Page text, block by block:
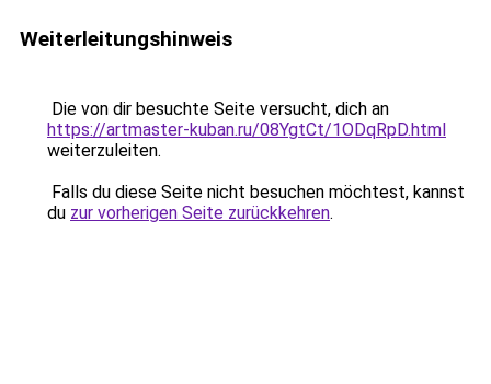
Weiterleitungshinweis
Die von dir besuchte Seite versucht, dich an
https://artmaster-kuban.ru/08YgtCt/1ODqRpD.html
weiterzuleiten.
Falls du diese Seite nicht besuchen möchtest, kannst
du zur vorherigen Seite zurückkehren.